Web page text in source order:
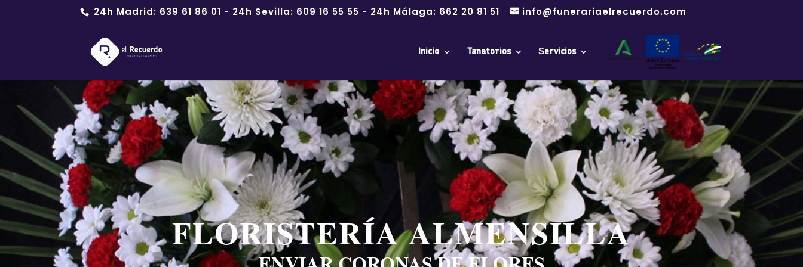
24h Madrid: 639 61 86 01 - 24h Sevilla: 609 16 55 55 - 24h Málaga: 662 20 81 51 info@funerariaelrecuerdo.com
Inicio Tanatorios Servicios
FLORISTERÍA ALMENSILLA